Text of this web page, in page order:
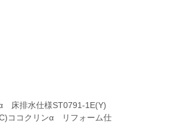
排水仕様ST0791-1E(Y)
ココクリンα リフォーム仕